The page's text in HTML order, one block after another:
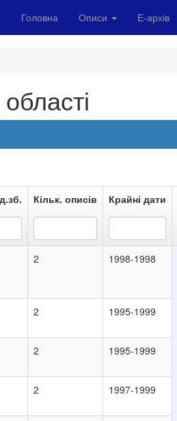
Головна Описи Е-архів
Кільк. описів Крайні дати
2 1998-1998
2 1995-1999
2 1995-1999
2 1997-1999